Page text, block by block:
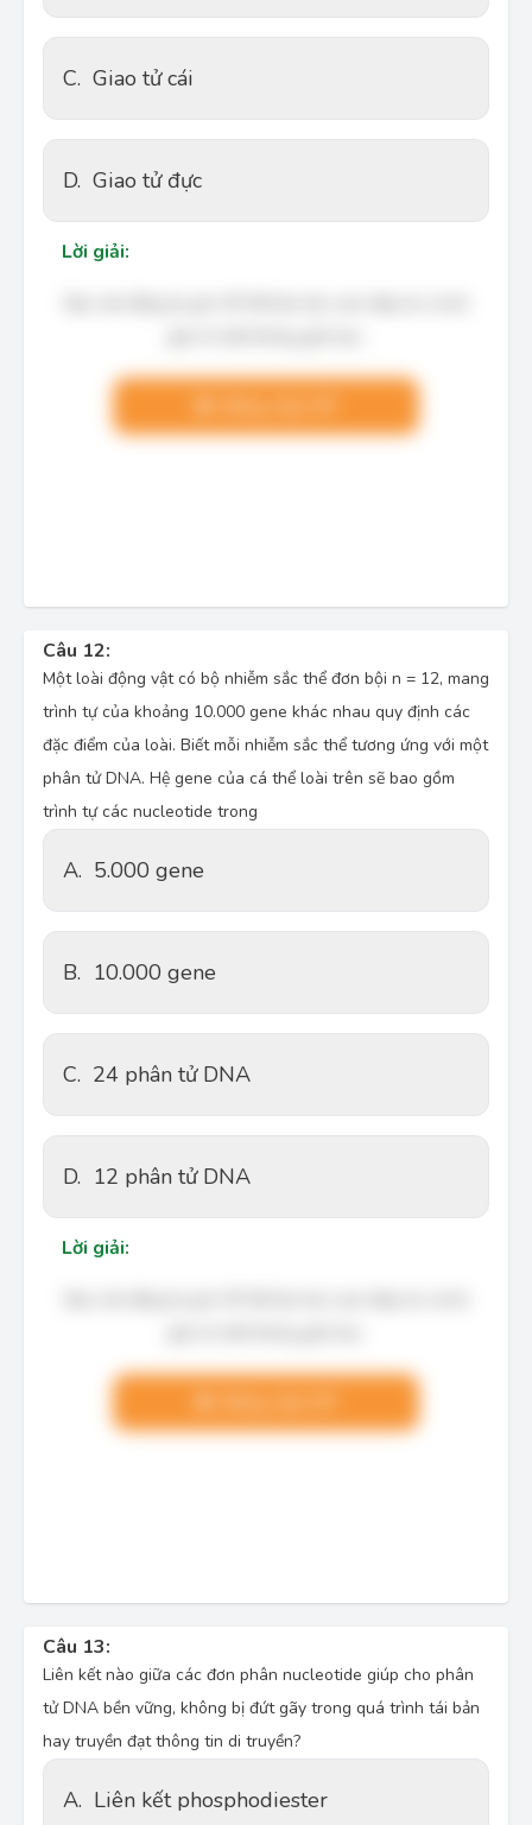
C. Giao tử cái
D. Giao tử đực
Lời giải:
Câu 12:
Một loài động vật có bộ nhiễm sắc thể đơn bội n = 12, mang
trình tự của khoảng 10.000 gene khác nhau quy định các
đặc điểm của loài. Biết mỗi nhiễm sắc thể tương ứng với một
phân tử DNA. Hệ gene của cá thể loài trên sẽ bao gồm
trình tự các nucleotide trong
A. 5.000 gene
B. 10.000 gene
C. 24 phân tử DNA
D. 12 phân tử DNA
Lời giải:
Câu 13:
Liên kết nào giữa các đơn phân nucleotide giúp cho phân
tử DNA bền vững, không bị đứt gãy trong quá trình tái bản
hay truyền đạt thông tin di truyền?
A. Liên kết phosphodiester